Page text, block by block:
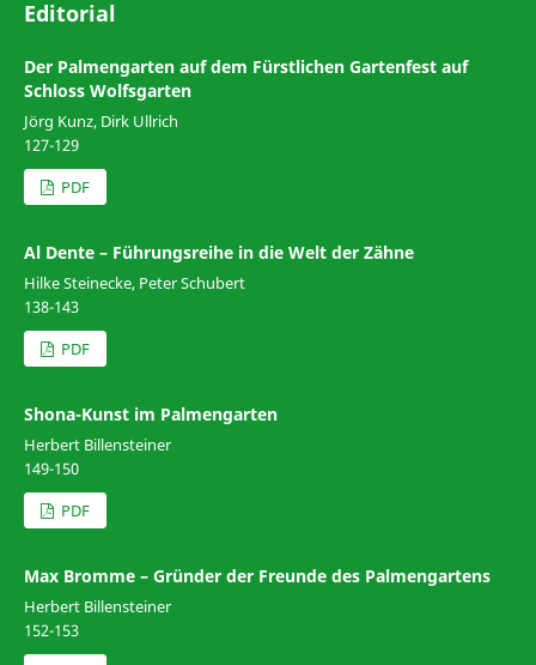
Editorial
Der Palmengarten auf dem Fürstlichen Gartenfest auf
Schloss Wolfsgarten
Jörg Kunz, Dirk Ullrich
127-129
PDF
Al Dente – Führungsreihe in die Welt der Zähne
Hilke Steinecke, Peter Schubert
138-143
PDF
Shona-Kunst im Palmengarten
Herbert Billensteiner
149-150
PDF
Max Bromme – Gründer der Freunde des Palmengartens
Herbert Billensteiner
152-153